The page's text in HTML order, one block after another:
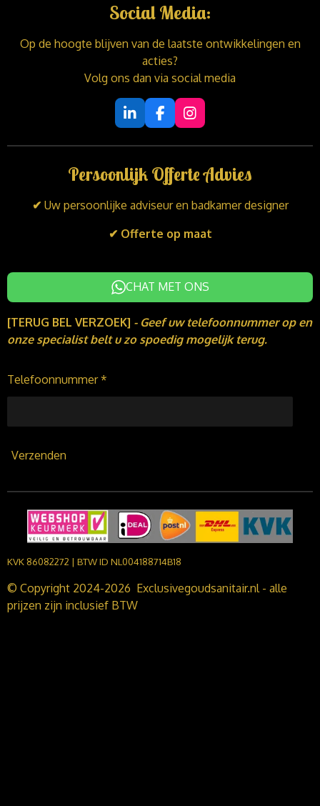
Social Media:
Op de hoogte blijven van de laatste ontwikkelingen en
acties?
Volg ons dan via social media
L
i
n
e
d
I
n
F
a
c
b
o
o
k
I
n
s
a
r
a
Persoonlijk Offerte Advies
✔ Uw persoonlijke adviseur en badkamer designer
✔ Offerte op maat
CHAT MET ONS
[TERUG BEL VERZOEK] - Geef uw telefoonnummer op en
onze specialist belt u zo spoedig mogelijk terug.
Telefoonnummer *
Verzenden
KVK 86082272 | BTW ID NL004188714B18
© Copyright 2024-2026 Exclusivegoudsanitair.nl - alle
prijzen zijn inclusief BTW